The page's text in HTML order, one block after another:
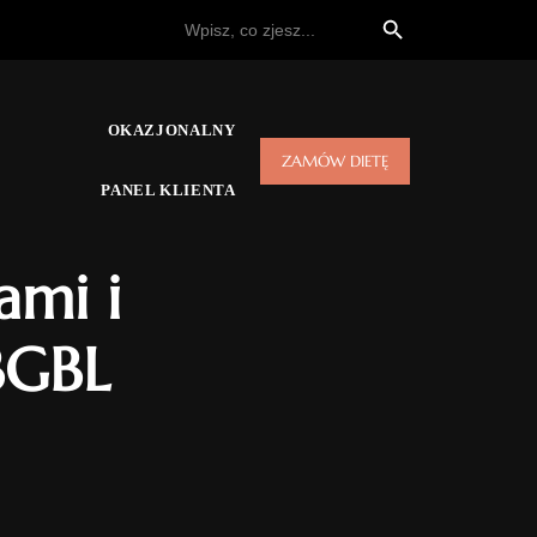
Search
OKAZJONALNY
PANEL KLIENTA
ZAMÓW DIETĘ
i